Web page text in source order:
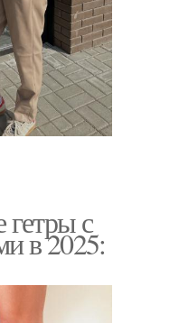
гетры с
в 2025: